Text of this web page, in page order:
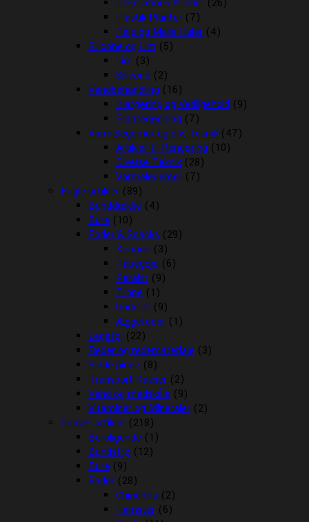
Dekorations Artikler (26)
Plastik Planter (7)
Reje og Malle Huler (4)
Silicone og Lim (5)
Lim (3)
Silicone (2)
Vandbehandling (16)
Klargøring og Vedligehold (9)
Plantegødning (7)
Varmelegemer og div. Teknik (47)
Artikler til Rengøring (10)
Diverse Teknik (28)
Varmelegemer (7)
Fugle artikler (89)
Bunddække (4)
Bure (10)
Foder & Snacks (29)
Kanarie (3)
Papegøje (6)
Parakit (9)
Trope (1)
Undulat (9)
Æggefoder (1)
Legetøj (22)
Reder og redemateriale (3)
Sidde pinde (8)
Transport Kasser (2)
Vand og madskåle (9)
Vitaminer og Mineraler (2)
Gnaver artikler (218)
Beroligende (1)
Bundstrø (12)
Bure (9)
Foder (28)
Chinchilla (2)
Hamster (6)